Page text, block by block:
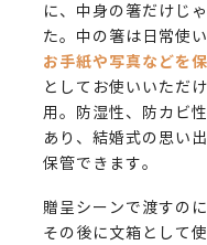
に、中身の箸だけじ
た。中の箸は日常使
お手紙や写真などを
としてお使いいただ
用。防湿性、防カビ
あり、結婚式の思い
保管できます。
贈呈シーンで渡すの
その後に文箱として